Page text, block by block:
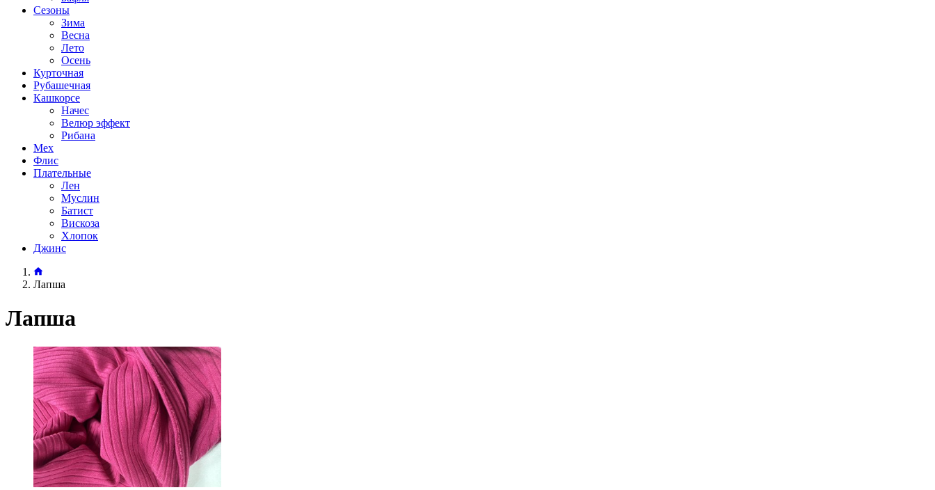
Сезоны
Зима
Весна
Лето
Осень
Курточная
Рубашечная
Кашкорсе
Начес
Велюр эффект
Рибана
Мех
Флис
Плательные
Лен
Муслин
Батист
Вискоза
Хлопок
Джинс
Лапша
Лапша